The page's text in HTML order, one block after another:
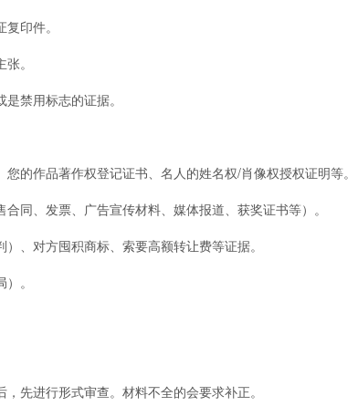
印件。
。
禁用标志的证据。
的作品著作权登记证书、名人的姓名权/肖像权授权证明等。
、发票、广告宣传材料、媒体报道、获奖证书等）。
对方囤积商标、索要高额转让费等证据。
。
进行形式审查。材料不全的会要求补正。